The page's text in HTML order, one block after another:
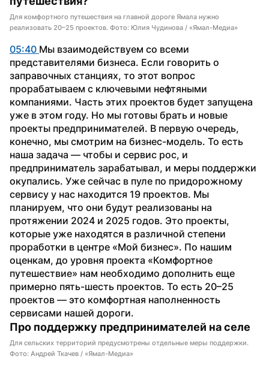
Для комфортного путешествия на главной дороге Ямала нужно
реализовать 20–25 проектов. Фото: Юлия Чудинова / «Ямал-Медиа»
05:40 Мы взаимодействуем со всеми
представителями бизнеса. Если говорить о
заправочных станциях, то этот вопрос
прорабатываем с ключевыми нефтяными
компаниями. Часть этих проектов будет запущена
уже в этом году. Но мы готовы брать и новые
проекты предпринимателей. В первую очередь,
конечно, мы смотрим на бизнес-модель. То есть
наша задача — чтобы и сервис рос, и
предприниматель зарабатывал, и меры поддержки
окупались. Уже сейчас в пуле по придорожному
сервису у нас находится 19 проектов. Мы
планируем, что они будут реализованы на
протяжении 2024 и 2025 годов. Это проекты,
которые уже находятся в различной степени
проработки в центре «Мой бизнес». По нашим
оценкам, до уровня проекта «Комфортное
путешествие» нам необходимо дополнить еще
примерно пять-шесть проектов. То есть 20–25
проектов — это комфортная наполненность
сервисами нашей дороги.
Про поддержку предпринимателей на селе
Для сельских территорий предусмотрены отдельные меры поддержки.
Фото: Андрей Ткачев / «Ямал-Медиа»